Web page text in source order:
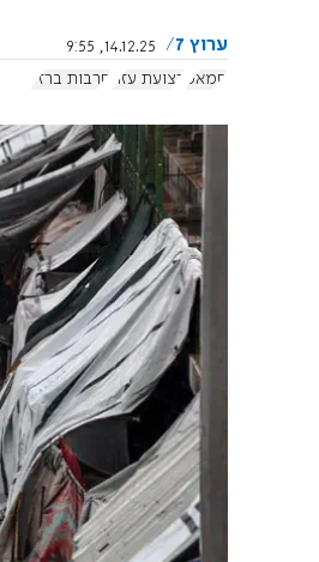
ערוץ 7
14.12.25, 9:55
חמאס רצועת עזה חרבות ברזל